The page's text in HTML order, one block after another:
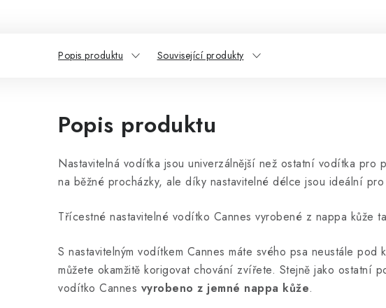
Popis produktu Související produkty
Popis produktu
Nastavitelná vodítka jsou univerzálnější než ostatní vodítka pro
na běžné procházky, ale díky nastavitelné délce jsou ideální
Třícestné nastavitelné vodítko Cannes vyrobené z nappa kůže
S nastavitelným vodítkem Cannes máte svého psa neustále
můžete okamžitě korigovat chování zvířete. Stejně jako ostatní
vodítko Cannes vyrobeno z jemné nappa kůže.